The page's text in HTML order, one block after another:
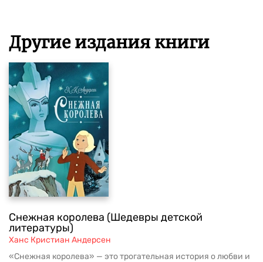
Другие издания книги
Снежная королева (Шедевры детской
литературы)
Ханс Кристиан Андерсен
«Снежная королева» — это трогательная история о любви и